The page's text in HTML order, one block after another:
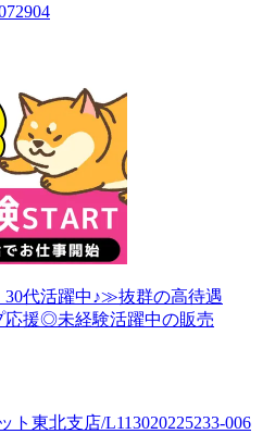
代活躍中♪≫抜群の高待遇
援◎未経験活躍中の販売
ト東北支店/L113020225233-006